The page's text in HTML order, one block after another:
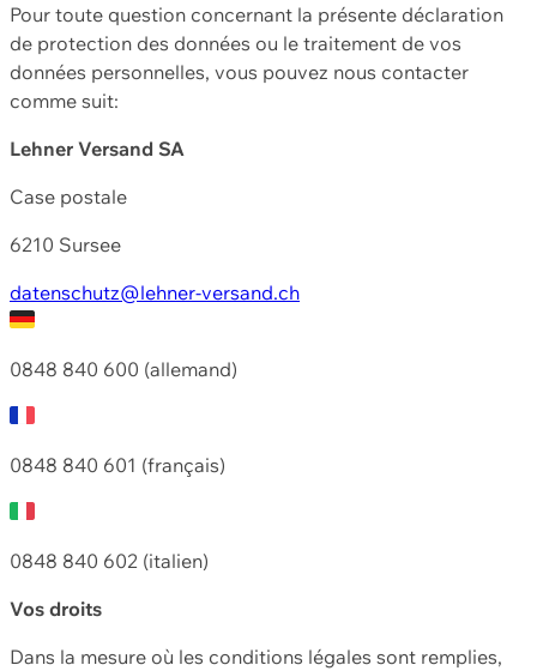
Pour toute question concernant la présente déclaration
de protection des données ou le traitement de vos
données personnelles, vous pouvez nous contacter
comme suit:
Lehner Versand SA
Case postale
6210 Sursee
datenschutz@lehner-versand.ch
0848 840 600 (allemand)
0848 840 601 (français)
0848 840 602 (italien)
Vos droits
Dans la mesure où les conditions légales sont remplies,